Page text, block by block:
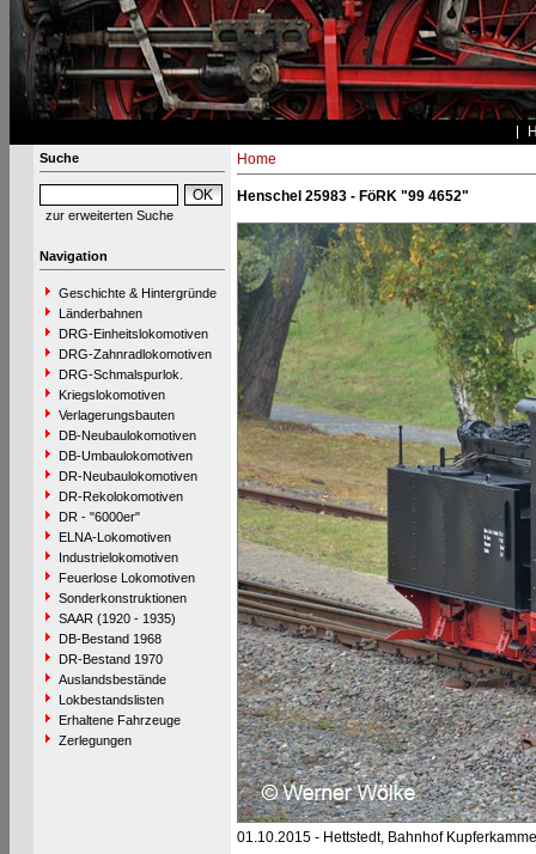
Suche
zur erweiterten Suche
Navigation
Geschichte & Hintergründe
Länderbahnen
DRG-Einheitslokomotiven
DRG-Zahnradlokomotiven
DRG-Schmalspurlok.
Kriegslokomotiven
Verlagerungsbauten
DB-Neubaulokomotiven
DB-Umbaulokomotiven
DR-Neubaulokomotiven
DR-Rekolokomotiven
DR - "6000er"
ELNA-Lokomotiven
Industrielokomotiven
Feuerlose Lokomotiven
Sonderkonstruktionen
SAAR (1920 - 1935)
DB-Bestand 1968
DR-Bestand 1970
Auslandsbestände
Lokbestandslisten
Erhaltene Fahrzeuge
Zerlegungen
Home
Henschel 25983 - FöRK "99 4652"
01.10.2015 - Hettstedt, Bahnhof